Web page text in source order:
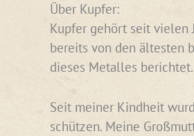
Über Kupfer:
Kupfer gehört seit vielen
bereits von den ältesten
dieses Metalles berichtet.
Seit meiner Kindheit
schützen. Meine